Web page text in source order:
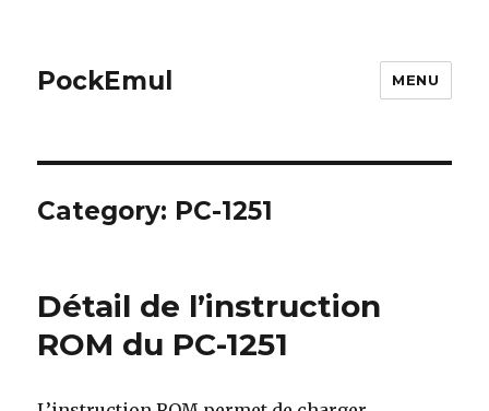
PockEmul MENU
Category: PC-1251
Détail de l’instruction
ROM du PC-1251